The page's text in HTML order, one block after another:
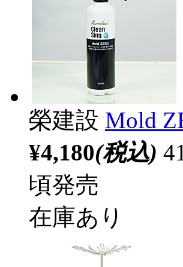
榮建設 Mold
¥4,180(税込)
頃発売
在庫あり